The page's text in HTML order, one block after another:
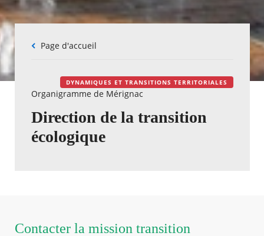
Fil
Page d'accueil
DYNAMIQUES ET TRANSITIONS TERRITORIALES
Organigramme de Mérignac
Direction de la transition
écologique
Contacter la mission transition